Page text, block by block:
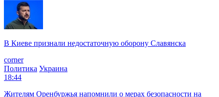
В Киеве признали недостаточную оборону Славянска
corner
Политика Украина
18:44
Жителям Оренбуржья напомнили о мерах безопасности на